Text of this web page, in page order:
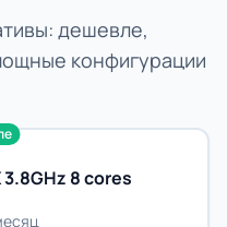
дешевле,
конфигурации
8 cores